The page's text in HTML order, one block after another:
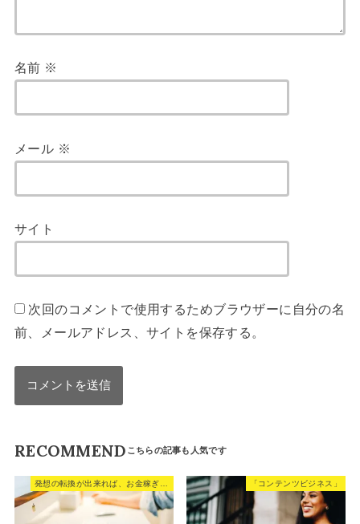
名前 ※
メール ※
サイト
次回のコメントで使用するためブラウザーに自分の名
前、メールアドレス、サイトを保存する。
RECOMMEND
「コンテンツビジネス」